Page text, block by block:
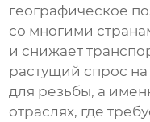
географическое
со многими
и снижает
растущий спрос
для резьбы, а
отраслях, где